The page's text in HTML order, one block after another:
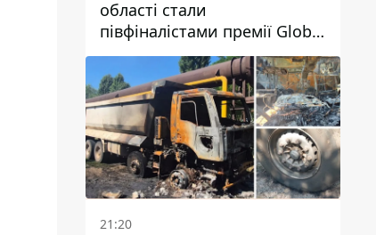
області стали
півфіналістами премії Global
Teacher Prize Ukraine 2026
21:20